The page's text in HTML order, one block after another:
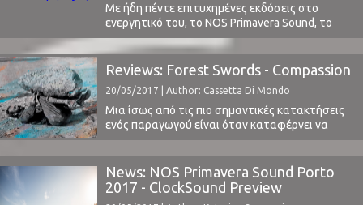
Με ήδη πέντε επιτυχημένες εκδόσεις στο
ενεργητικό του, το NOS Primavera Sound, το
μικρό «αδερφάκι» του βαρκελωνέζικου
Primavera Sound, φαίνεται ότι διεκδικεί επάξια
μια θέση ανάμεσα στα σημαντικότερα
καλοκαιρινά φεστιβάλ της Ευρώπης.Μικρό
αλλά θαυματουργό θα έλεγε κανείς, αν και τα
80 εκτάρια του ειδυλλιακού Parque da Cidade,
στην παραλία του ...
Reviews: Forest Swords - Compassion
20/05/2017 | Author: Cassetta Di Mondo
Μια ίσως από τις πιο σημαντικές κατακτήσεις
ενός παραγωγού είναι όταν καταφέρνει να
δημιουργήσει ένα ηχητικό στίγμα, μια δυνατή
μουσική σφραγίδα που του δίνει το δικαίωμα
εκτός από το να κερδίσει μια, κάποια
αναγνωρισιμότητα, να εγκατασταθεί στο
News: NOS Primavera Sound Porto
2017 - ClockSound Preview